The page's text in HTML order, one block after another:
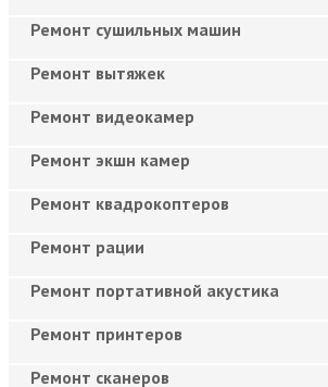
Ремонт сушильных машин
Ремонт вытяжек
Ремонт видеокамер
Ремонт экшн камер
Ремонт квадрокоптеров
Ремонт рации
Ремонт портативной акустика
Ремонт принтеров
Ремонт сканеров